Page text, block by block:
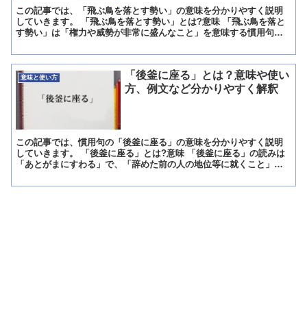
この記事では、「飛ぶ鳥を落とす勢い」の意味を分かりやすく説明
していきます。 「飛ぶ鳥を落とす勢い」とは?意味 「飛ぶ鳥を落と
す勢い」は「権力や威勢が非常に盛んなこと」を意味する慣用句で
意味と使い方
「後釜に座る」とは？意味や使い
方、例文など分かりやすく解釈
この記事では、慣用句の「後釜に座る」の意味を分かりやすく説明
していきます。 「後釜に座る」とは?意味 「後釜に座る」の読みは
「あとがまにすわる」で、「辞めた前の人の地位等に就くこと」を